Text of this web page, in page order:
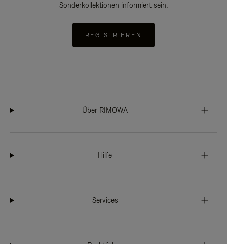
Sonderkollektionen informiert sein.
REGISTRIEREN
Über RIMOWA
Hilfe
Services